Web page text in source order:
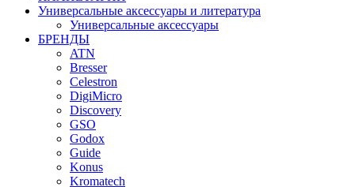
Универсальные аксессуары и литература
Универсальные аксессуары
БРЕНДЫ
ATN
Bresser
Celestron
DigiMicro
Discovery
GSO
Godox
Guide
Konus
Kromatech